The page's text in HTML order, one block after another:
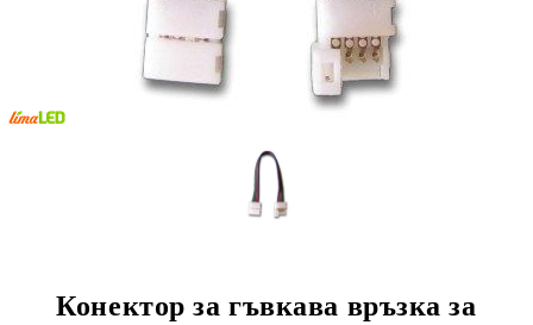
Конектор за гъвкава връзка за